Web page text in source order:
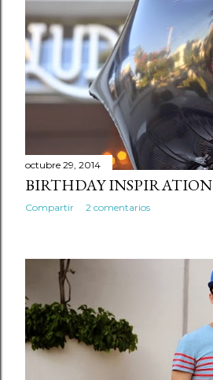
octubre 29, 2014
BIRTHDAY INSPIRATION
Compartir 2 comentarios